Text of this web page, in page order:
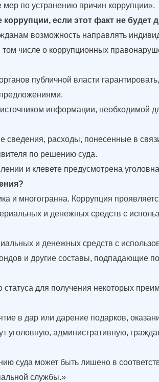
по устранению причин коррупции».
если этот факт не будет
возможность направлять
числе о коррупционных
публичной власти
информации, необходимой
расходы, понесенные в
по решению суда.
и клевете предусмотрена
и многогранна. Коррупция
и денежных средств с
и денежных средств с
и другие составы, подпадающие
для получения некоторых
в дар или дарение подарков,
административную,
может быть лишено в
службы.»